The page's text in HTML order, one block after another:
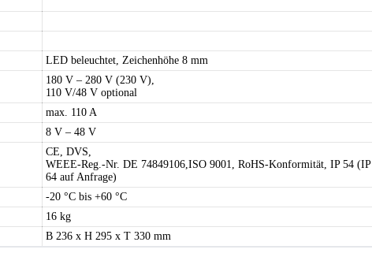
LED beleuchtet, Zeichenhöhe 8 mm
180 V – 280 V (230 V),
110 V/48 V optional
max. 110 A
8 V – 48 V
CE, DVS,
WEEE-Reg.-Nr. DE 74849106,ISO 9001, RoHS-Konformität, IP 54 (IP
64 auf Anfrage)
-20 °C bis +60 °C
16 kg
B 236 x H 295 x T 330 mm